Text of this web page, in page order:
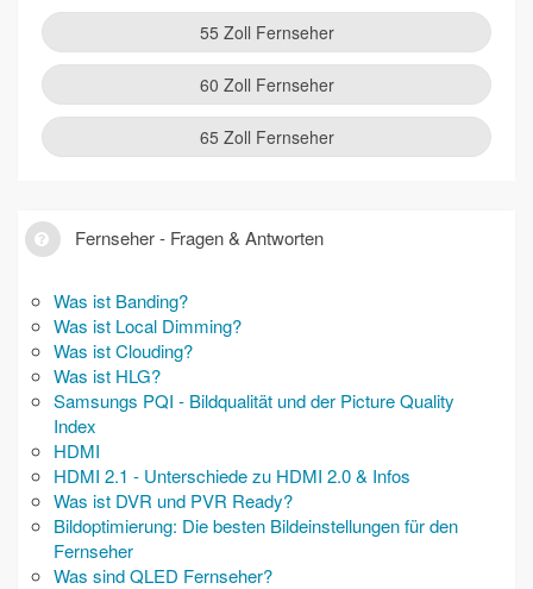
55 Zoll Fernseher
60 Zoll Fernseher
65 Zoll Fernseher
Fernseher - Fragen & Antworten
Was ist Banding?
Was ist Local Dimming?
Was ist Clouding?
Was ist HLG?
Samsungs PQI - Bildqualität und der Picture Quality
Index
HDMI
HDMI 2.1 - Unterschiede zu HDMI 2.0 & Infos
Was ist DVR und PVR Ready?
Bildoptimierung: Die besten Bildeinstellungen für den
Fernseher
Was sind QLED Fernseher?